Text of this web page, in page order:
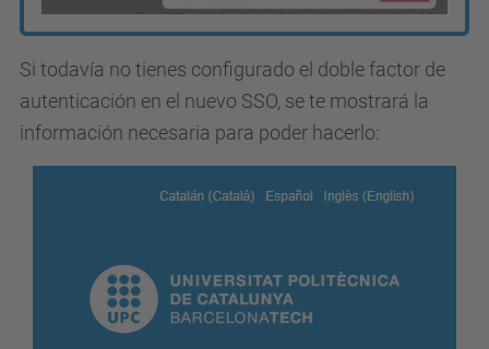
Si todavía no tienes configurado el doble factor de
autenticación en el nuevo SSO, se te mostrará la
información necesaria para poder hacerlo: